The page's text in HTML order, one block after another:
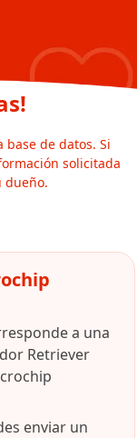
base de datos. Si
solicitada
dueño.
a una
Retriever
enviar un